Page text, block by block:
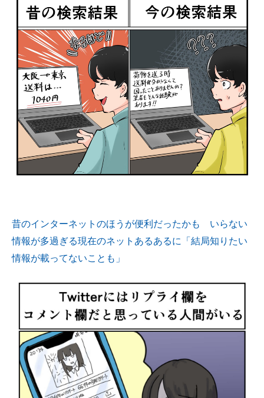
昔のインターネットのほうが便利だったかも いらない
情報が多過ぎる現在のネットあるあるに「結局知りたい
情報が載ってないことも」